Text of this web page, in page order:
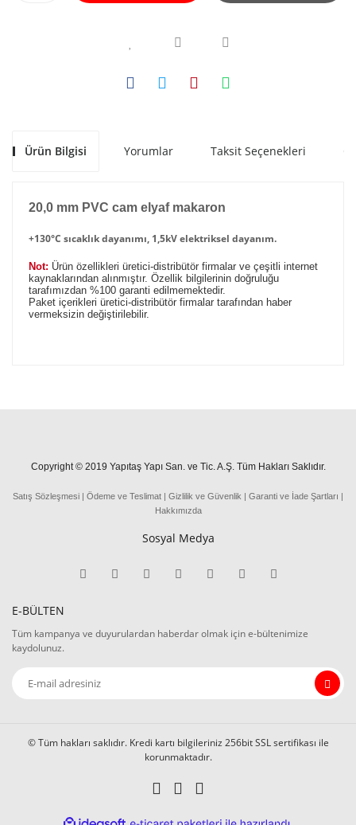
Ürün Bilgisi Yorumlar Taksit Seçenekleri
20,0 mm PVC cam elyaf makaron
+130°C sıcaklık dayanımı, 1,5kV elektriksel dayanım.
Not: Ürün özellikleri üretici-distribütör firmalar ve çeşitli internet
kaynaklarından alınmıştır. Özellik bilgilerinin doğruluğu
tarafımızdan %100 garanti edilmemektedir.
Paket içerikleri üretici-distribütör firmalar tarafından haber
vermeksizin değiştirilebilir.
Copyright © 2019 Yapıtaş Yapı San. ve Tic. A.Ş. Tüm Hakları Saklıdır.
Satış Sözleşmesi | Ödeme ve Teslimat | Gizlilik ve Güvenlik | Garanti ve İade Şartları |
Hakkımızda
Sosyal Medya
E-BÜLTEN
Tüm kampanya ve duyurulardan haberdar olmak için e-bültenimize
kaydolunuz.
© Tüm hakları saklıdır. Kredi kartı bilgileriniz 256bit SSL sertifikası ile
korunmaktadır.